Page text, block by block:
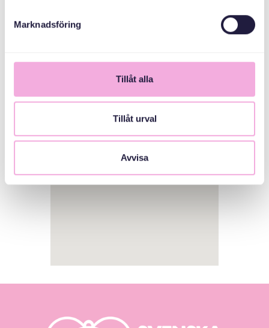
Marknadsföring
Tillåt alla
Tillåt urval
Avvisa
1